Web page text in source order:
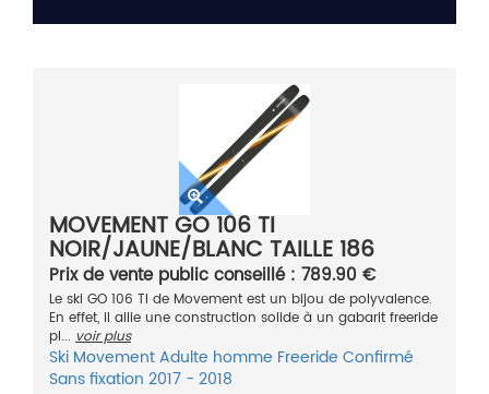
MOVEMENT GO 106 TI
NOIR/JAUNE/BLANC TAILLE 186
Prix de vente public conseillé : 789.90 €
Le ski GO 106 TI de Movement est un bijou de polyvalence.
En effet, il allie une construction solide à un gabarit freeride
pl... voir plus
Ski MovementAdulte homme Freeride Confirmé
Sans fixation 2017 - 2018